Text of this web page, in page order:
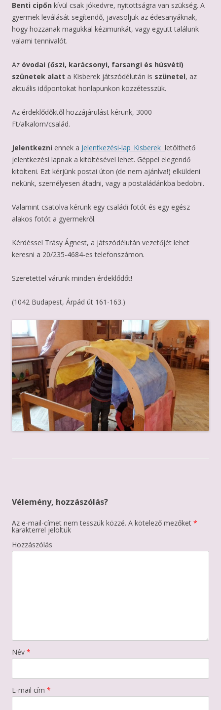
Benti cipőn kívül csak jókedvre, nyitottságra van szükség. A
gyermek leválását segítendő, javasoljuk az édesanyáknak,
hogy hozzanak magukkal kézimunkát, vagy együtt találunk
valami tennivalót.
Az óvodai (őszi, karácsonyi, farsangi és húsvéti)
szünetek alatt a Kisberek játszódélután is szünetel, az
aktuális időpontokat honlapunkon közzétesszük.
Az érdeklődőktől hozzájárulást kérünk, 3000
Ft/alkalom/család.
Jelentkezni ennek a Jelentkezési-lap_Kisberek letölthető
jelentkezési lapnak a kitöltésével lehet. Géppel elegendő
kitölteni. Ezt kérjünk postai úton (de nem ajánlva!) elküldeni
nekünk, személyesen átadni, vagy a postaládánkba bedobni.
Valamint csatolva kérünk egy családi fotót és egy egész
alakos fotót a gyermekről.
Kérdéssel Trásy Ágnest, a játszódélután vezetőjét lehet
keresni a 20/235-4684-es telefonszámon.
Szeretettel várunk minden érdeklődőt!
(1042 Budapest, Árpád út 161-163.)
Vélemény, hozzászólás?
Az e-mail-címet nem tesszük közzé. A kötelező mezőket *
karakterrel jelöltük
Hozzászólás
Név *
E-mail cím *